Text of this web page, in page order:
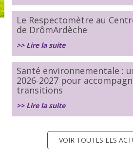
Le Respectomètre au
de DrômArdèche
>> Lire la suite
Santé environnementale :
2026-2027 pour
transitions
>> Lire la suite
VOIR TOUTES LES